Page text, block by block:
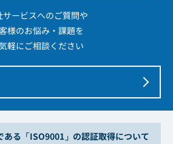
サービスへのご質問や
様のお悩み・課題を
軽にご相談ください
ある「ISO9001」の認証取得について